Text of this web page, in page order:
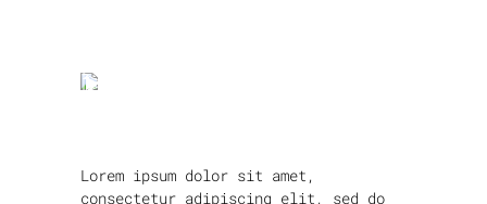
Lorem ipsum dolor sit amet,
consectetur adipiscing elit, sed do